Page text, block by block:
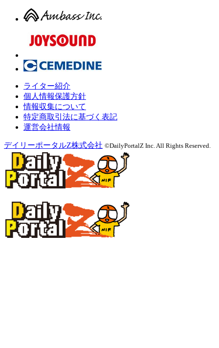
ライター紹介
個人情報保護方針
情報収集について
特定商取引法に基づく表記
運営会社情報
デイリーポータルZ株式会社 ©DailyPortalZ Inc. All Rights Reserved.